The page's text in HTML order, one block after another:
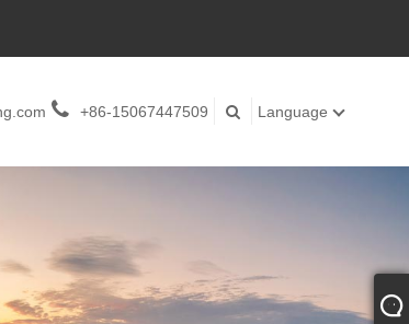
+86-15067447509 Language